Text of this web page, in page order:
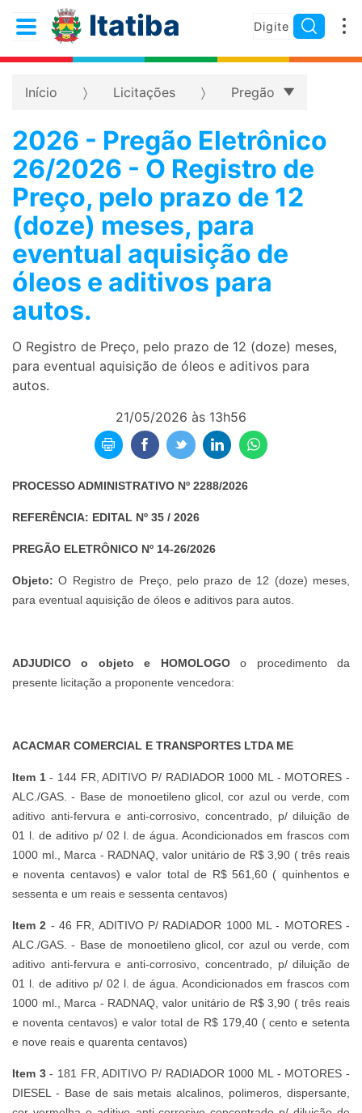
Itatiba
Início Licitações Pregão
2026 - Pregão Eletrônico
26/2026 - O Registro de
Preço, pelo prazo de 12
(doze) meses, para
eventual aquisição de
óleos e aditivos para
autos.
O Registro de Preço, pelo prazo de 12 (doze) meses,
para eventual aquisição de óleos e aditivos para
autos.
21/05/2026 às 13h56
PROCESSO ADMINISTRATIVO Nº 2288/2026
REFERÊNCIA: EDITAL Nº 35 / 2026
PREGÃO ELETRÔNICO Nº 14-26/2026
Objeto: O Registro de Preço, pelo prazo de 12 (doze) meses,
para eventual aquisição de óleos e aditivos para autos.
ADJUDICO o objeto e HOMOLOGOo procedimento da
presente licitação a proponente vencedora:
ACACMAR COMERCIAL E TRANSPORTES LTDA ME
Item 1- 144 FR, ADITIVO P/ RADIADOR 1000 ML - MOTORES -
ALC./GAS. - Base de monoetileno glicol, cor azul ou verde, com
aditivo anti-fervura e anti-corrosivo, concentrado, p/ diluição de
01 l. de aditivo p/ 02 l. de água. Acondicionados em frascos com
1000 ml., Marca - RADNAQ, valor unitário de R$ 3,90 ( três reais
e noventa centavos) e valor total de R$ 561,60 ( quinhentos e
sessenta e um reais e sessenta centavos)
Item 2 - 46 FR, ADITIVO P/ RADIADOR 1000 ML - MOTORES -
ALC./GAS. - Base de monoetileno glicol, cor azul ou verde, com
aditivo anti-fervura e anti-corrosivo, concentrado, p/ diluição de
01 l. de aditivo p/ 02 l. de água. Acondicionados em frascos com
1000 ml., Marca - RADNAQ, valor unitário de R$ 3,90 ( três reais
e noventa centavos) e valor total de R$ 179,40 ( cento e setenta
e nove reais e quarenta centavos)
Item 3- 181 FR, ADITIVO P/ RADIADOR 1000 ML - MOTORES -
DIESEL - Base de sais metais alcalinos, polimeros, dispersante,